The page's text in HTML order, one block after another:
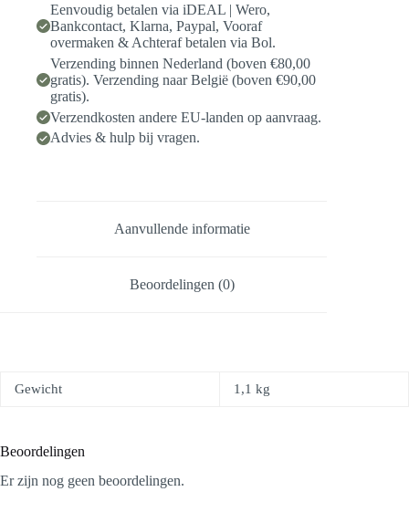
Eenvoudig betalen via iDEAL | Wero,
Bankcontact, Klarna, Paypal, Vooraf
overmaken & Achteraf betalen via Bol.
Verzending binnen Nederland (boven €80,00
gratis). Verzending naar België (boven €90,00
gratis).
Verzendkosten andere EU-landen op aanvraag.
Advies & hulp bij vragen.
Aanvullende informatie
Beoordelingen (0)
Gewicht 1,1 kg
Beoordelingen
Er zijn nog geen beoordelingen.